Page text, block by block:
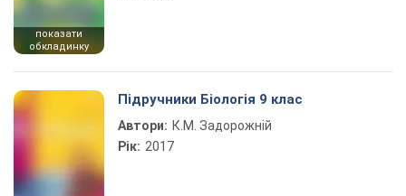
показати
обкладинку
Підручники Біологія 9 клас
Автори: К.М. Задорожній
Рік: 2017